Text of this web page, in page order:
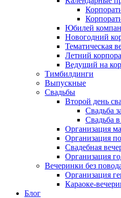
Юбилей
Новогодний
Тематическая
Летний
Ведущий на
Тимбилдинги
Выпускные
Свадьбы
Второй день
Свадьба
Свадьба
Организация
Организация
Свадебная
Организация
Вечеринки без
Организация
Караоке-
Блог